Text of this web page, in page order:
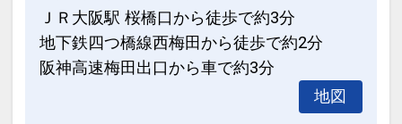
ＪＲ大阪駅 桜橋口から徒歩で約3分
地下鉄四つ橋線西梅田から徒歩で約2分
阪神高速梅田出口から車で約3分
地図